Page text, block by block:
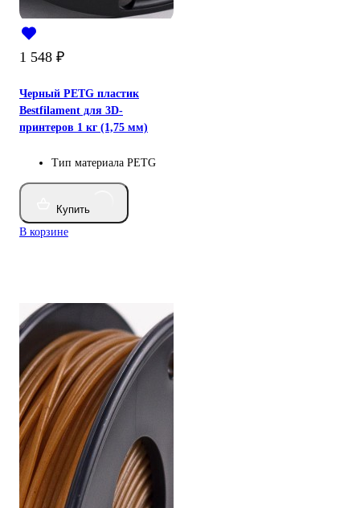
1 548 ₽
Черный PETG пластик
Bestfilament для 3D-
принтеров 1 кг (1,75 мм)
Тип материала PETG
Купить
В корзине